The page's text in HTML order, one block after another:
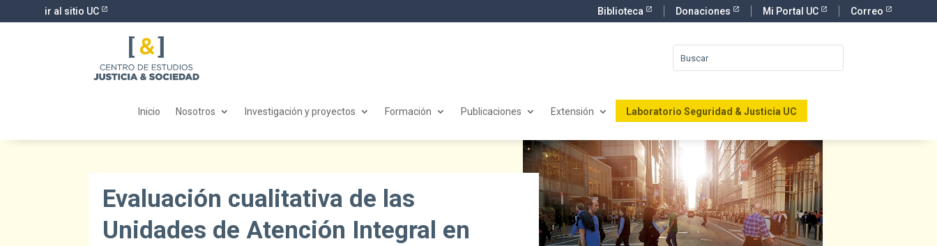
ir al sitio UC Biblioteca Donaciones Mi Portal UC Correo
Inicio Nosotros Investigación y proyectos Formación Publicaciones Extensión Laboratorio Seguridad & Justicia UC
Evaluación cualitativa de las
Unidades de Atención Integral en